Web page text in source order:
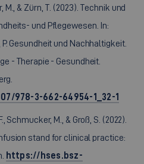
& Zürn, T. (2023). Technik und
und Pflegewesen. In:
Gesundheit und Nachhaltigkeit.
- Therapie - Gesundheit.
978-3-662-64954-1_32-1
Schmucker, M., & Groß, S. (2022).
stand for clinical practice:
https://hses.bsz-